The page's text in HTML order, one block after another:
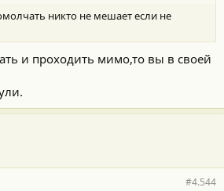
никто не мешает если не
и проходить мимо,то вы в своей
#4.544